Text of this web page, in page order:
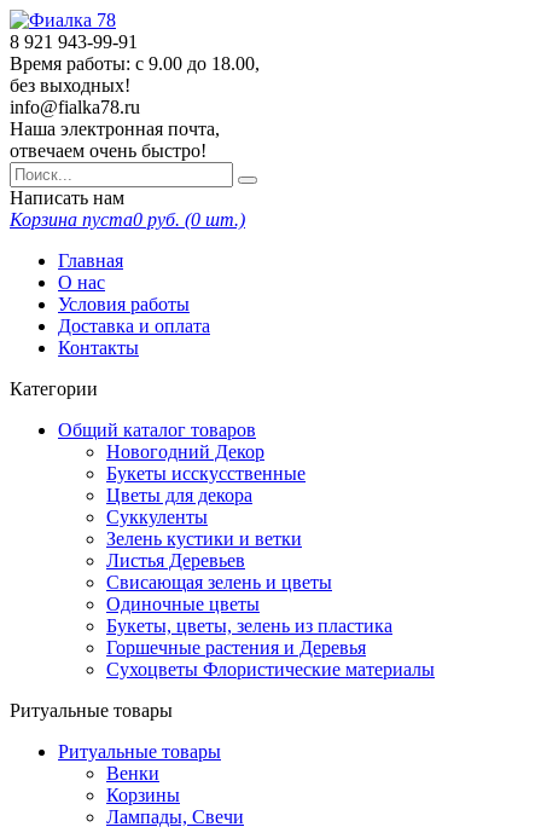
8 921 943-99-91
Время работы: с 9.00 до 18.00,
без выходных!
info@fialka78.ru
Наша электронная почта,
отвечаем очень быстро!
Написать нам
Корзина пуста0 руб. (0 шт.)
Главная
О нас
Условия работы
Доставка и оплата
Контакты
Категории
Общий каталог товаров
Новогодний Декор
Букеты исскусственные
Цветы для декора
Суккуленты
Зелень кустики и ветки
Листья Деревьев
Свисающая зелень и цветы
Одиночные цветы
Букеты, цветы, зелень из пластика
Горшечные растения и Деревья
Сухоцветы Флористические материалы
Ритуальные товары
Ритуальные товары
Венки
Корзины
Лампады, Свечи